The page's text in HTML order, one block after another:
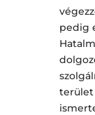
pedig
terület